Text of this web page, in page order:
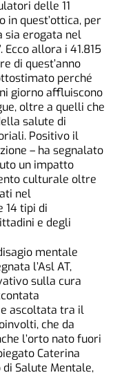
delle 11
in quest’ottica, per
sia erogata nel
allora i 41.815
di quest’anno
perché
giorno affluiscono
oltre a quelli che
salute di
Positivo il
– ha segnalato
un impatto
culturale oltre
nel
14 tipi di
e degli
mentale
l’Asl AT,
sulla cura
e ascoltata tra il
che da
l’orto nato fuori
Caterina
Salute Mentale,